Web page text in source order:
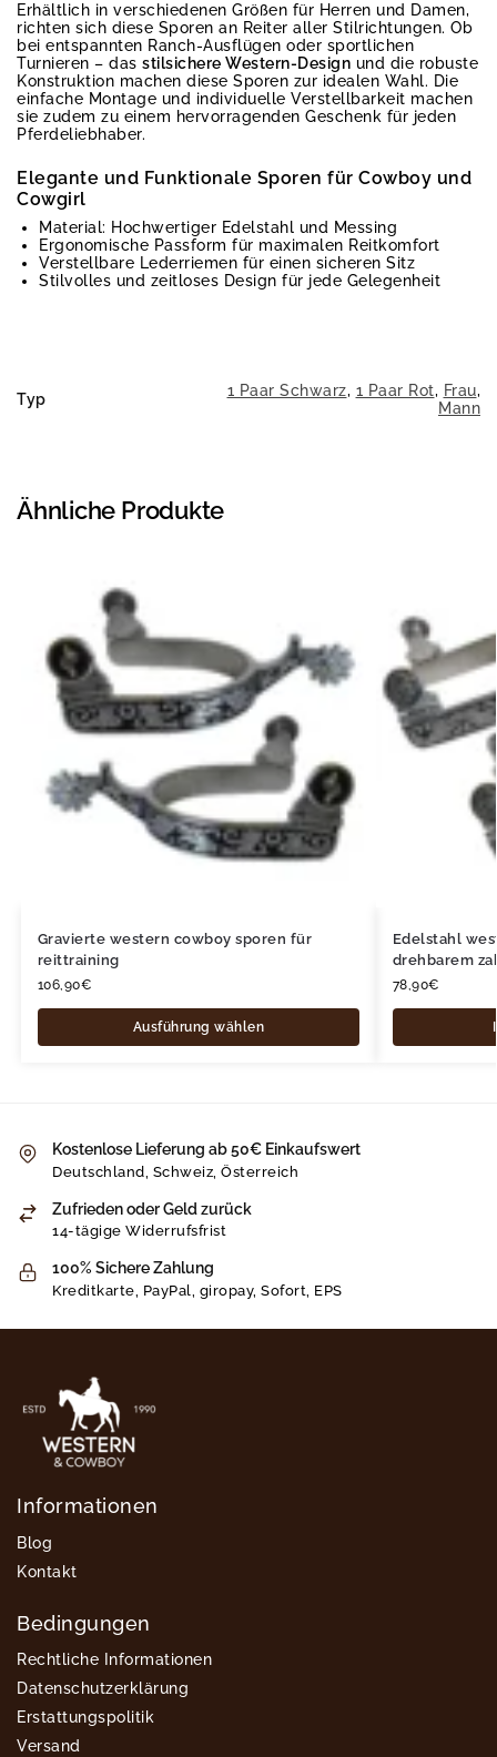
Erhältlich in verschiedenen Größen für Herren und Damen,
richten sich diese Sporen an Reiter aller Stilrichtungen. Ob
bei entspannten Ranch-Ausflügen oder sportlichen
Turnieren – das stilsichere Western-Design und die robuste
Konstruktion machen diese Sporen zur idealen Wahl. Die
einfache Montage und individuelle Verstellbarkeit machen
sie zudem zu einem hervorragenden Geschenk für jeden
Pferdeliebhaber.
Elegante und Funktionale Sporen für Cowboy und
Cowgirl
Material: Hochwertiger Edelstahl und Messing
Ergonomische Passform für maximalen Reitkomfort
Verstellbare Lederriemen für einen sicheren Sitz
Stilvolles und zeitloses Design für jede Gelegenheit
Typ 1 Paar Schwarz, 1 Paar Rot, Frau,
Mann
Ähnliche Produkte
Gravierte western cowboy sporen für
reittraining
106,90€
Ausführung wählen
Edelstahl
drehbarem
78,90€
Kostenlose Lieferung ab 50€ Einkaufswert
Deutschland, Schweiz, Österreich
Zufrieden oder Geld zurück
14-tägige Widerrufsfrist
100% Sichere Zahlung
Kreditkarte, PayPal, giropay, Sofort, EPS
Informationen
Blog
Kontakt
Bedingungen
Rechtliche Informationen
Datenschutzerklärung
Erstattungspolitik
Versand